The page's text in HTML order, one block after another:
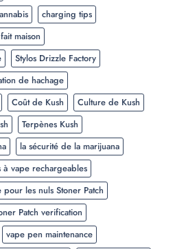
charging tips
maison
Stylos Drizzle Factory
de hachage
Coût de Kush
Culture de Kush
Terpènes Kush
la sécurité de la marijuana
à vape rechargeables
pour les nuls Stoner Patch
Patch verification
vape pen maintenance